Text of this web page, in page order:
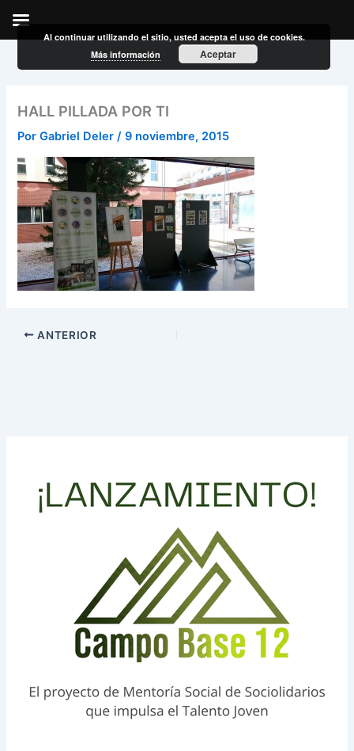
HALL PILLADA POR TI
PorGabriel Deler/9 noviembre, 2015
ANTERIOR
Al continuar utilizando el sitio, usted acepta el uso de cookies.
Más información
Aceptar